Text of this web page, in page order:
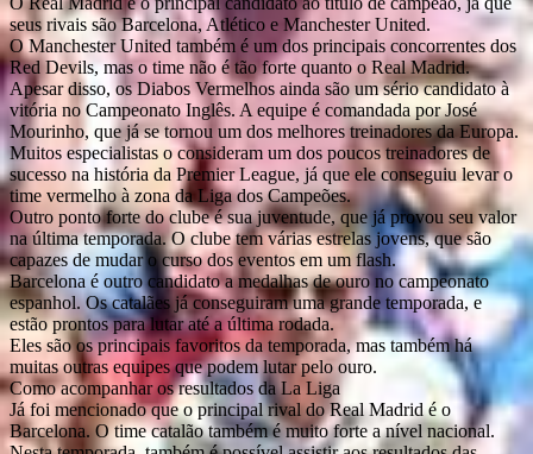
seus rivais são Barcelona, Atlético e Manchester United.
O Manchester United também é um dos principais concorrentes dos
Red Devils, mas o time não é tão forte quanto o Real Madrid.
Apesar disso, os Diabos Vermelhos ainda são um sério candidato à
vitória no Campeonato Inglês. A equipe é comandada por José
Mourinho, que já se tornou um dos melhores treinadores da Europa.
Muitos especialistas o consideram um dos poucos treinadores de
sucesso na história da Premier League, já que ele conseguiu levar o
time vermelho à zona da Liga dos Campeões.
Outro ponto forte do clube é sua juventude, que já provou seu valor
na última temporada. O clube tem várias estrelas jovens, que são
capazes de mudar o curso dos eventos em um flash.
Barcelona é outro candidato a medalhas de ouro no campeonato
espanhol. Os catalães já conseguiram uma grande temporada, e
estão prontos para lutar até a última rodada.
Eles são os principais favoritos da temporada, mas também há
muitas outras equipes que podem lutar pelo ouro.
Como acompanhar os resultados da La Liga
Já foi mencionado que o principal rival do Real Madrid é o
Barcelona. O time catalão também é muito forte a nível nacional.